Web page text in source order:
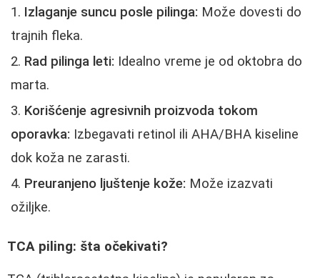
Izlaganje suncu posle pilinga: Može dovesti do
trajnih fleka.
Rad pilinga leti: Idealno vreme je od oktobra do
marta.
Korišćenje agresivnih proizvoda tokom
oporavka: Izbegavati retinol ili AHA/BHA kiseline
dok koža ne zarasti.
Preuranjeno ljuštenje kože: Može izazvati
ožiljke.
TCA piling: šta očekivati?